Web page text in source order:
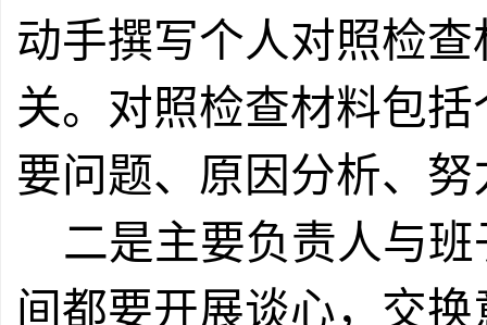
动手撰写个人对照检
关。 对照检查材料包
要问题、原因分析、
二是主要负责人与
间都要开展谈心，交